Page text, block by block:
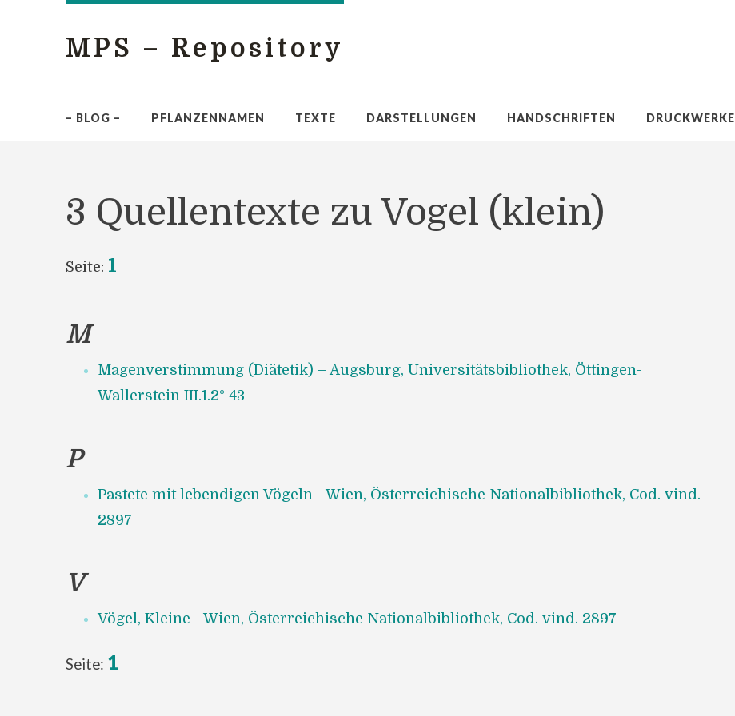
MPS – Repository
– BLOG – PFLANZENNAMEN TEXTE DARSTELLUNGEN HANDSCHRIFTEN DRUCKWERKE
3 Quellentexte zu Vogel (klein)
Seite: 1
M
Magenverstimmung (Diätetik) – Augsburg, Universitätsbibliothek, Öttingen-
Wallerstein III.1.2° 43
P
Pastete mit lebendigen Vögeln - Wien, Österreichische Nationalbibliothek, Cod. vind.
2897
V
Vögel, Kleine - Wien, Österreichische Nationalbibliothek, Cod. vind. 2897
Seite: 1